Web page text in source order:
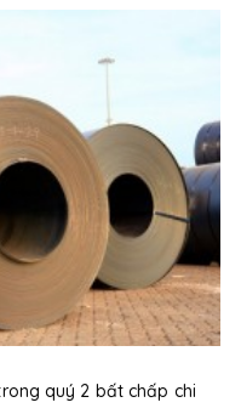
quý 2 bất chấp chi